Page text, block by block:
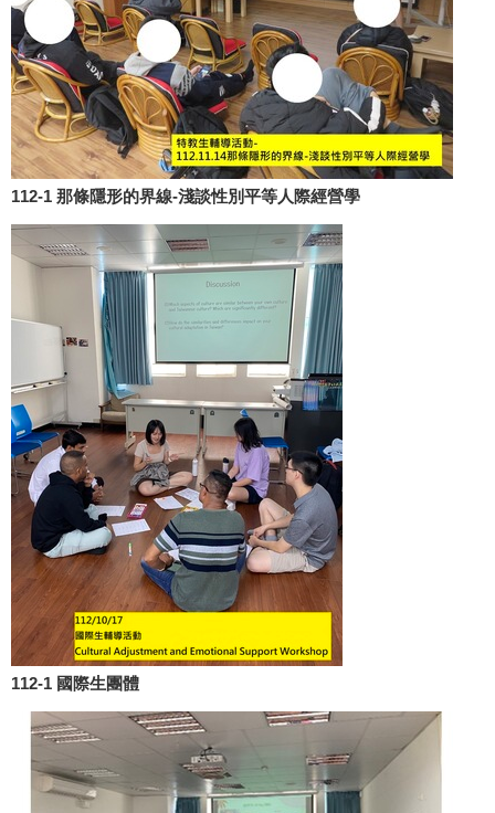
112-1 那條隱形的界線-淺談性別平等人際經營學
112-1 國際生團體